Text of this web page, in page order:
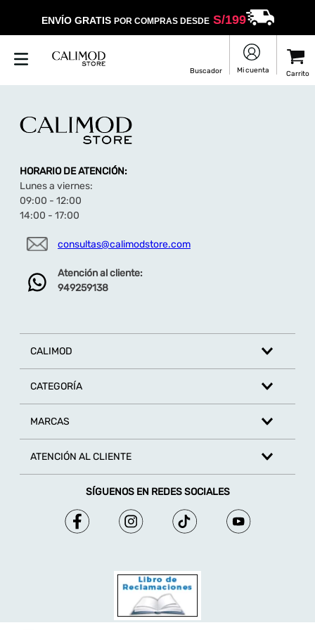
ENVÍO GRATIS POR COMPRAS DESDES/199
HORARIO DE ATENCIÓN:
Lunes a viernes:
09:00 - 12:00
14:00 - 17:00
consultas@calimodstore.com
Atención al cliente:
949259138
CALIMOD
CATEGORÍA
MARCAS
ATENCIÓN AL CLIENTE
SÍGUENOS EN REDES SOCIALES